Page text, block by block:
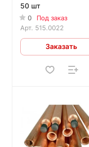
50 шт
0
Под заказ
Арт. 515.0022
Заказать